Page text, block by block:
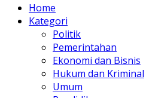
Home
Kategori
Politik
Pemerintahan
Ekonomi dan Bisnis
Hukum dan Kriminal
Umum